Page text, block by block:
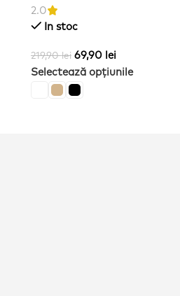
2.0
In stoc
219,90lei 69,90 lei
Selectează opțiunile